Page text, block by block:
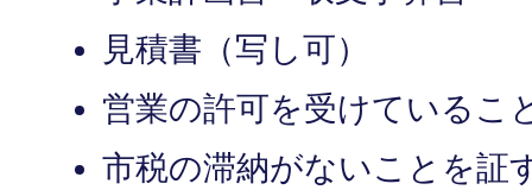
見積書（写し可）
営業の許可を受けているこ
市税の滞納がないことを証